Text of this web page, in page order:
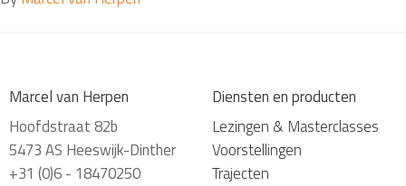
Marcel van Herpen
Hoofdstraat 82b
5473 AS Heeswijk-Dinther
+31 (0)6 - 18470250
Diensten en producten
Lezingen & Masterclasses
Voorstellingen
Trajecten